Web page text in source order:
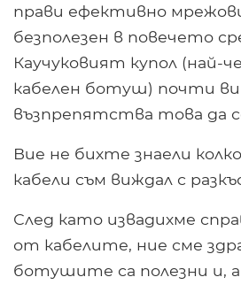
прави ефективно
безполезен в повечето
Каучуковият купол (най-
кабелен ботуш) почти
възпрепятства това да
Вие не бихте знаели
кабели съм виждал с
След като извадихме
от кабелите, ние сме
ботушите са полезни и,